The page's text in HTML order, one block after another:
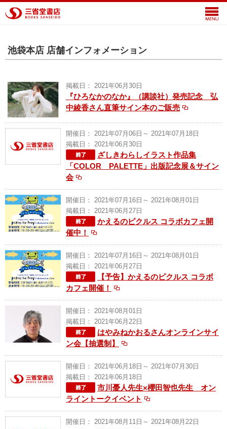
池袋本店 店舗インフォメーション
掲載日： 2021年06月30日
『ひろなかのなか』（講談社）発売記念 弘
中綾香さん直筆サイン本のご販売
開催日： 2021年07月06日～ 2021年07月18日
掲載日： 2021年06月30日
ざしきわらしイラスト作品集
「COLOR PALETTE」出版記念展＆サイン
会
開催日： 2021年07月16日～ 2021年08月01日
掲載日： 2021年06月27日
かえるのピクルス コラボカフェ開
催中！
開催日： 2021年07月16日～ 2021年08月01日
掲載日： 2021年06月27日
【予告】かえるのピクルス コラボ
カフェ開催！
開催日： 2021年08月01日
掲載日： 2021年06月22日
はやみねかおるさんオンラインサイ
ン会【抽選制】
開催日： 2021年06月18日～ 2021年07月30日
掲載日： 2021年06月18日
市川憂人先生×櫻田智也先生 オン
ライントークイベント
開催日： 2021年08月11日～ 2021年08月22日